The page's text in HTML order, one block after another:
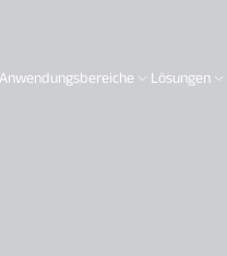
Anwendungsbereiche Lösungen